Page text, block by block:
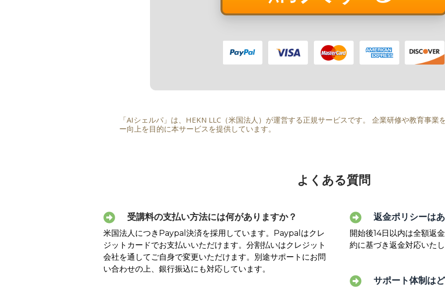
「AIシェルパ」は、HEKN LLC（米国法人）が運営する正規サービスです。 企業研修や教育事業
ー向上を目的に本サービスを提供しています。
よくある質問
受講料の支払い方法には何がありますか？
米国法人につきPaypal決済を採用しています。Paypalはクレ
ジットカードでお支払いいただけます。分割払いはクレジット
会社を通してご自身で変更いただけます。別途サポートにお問
い合わせの上、銀行振込にも対応しています。
返金ポリシーは
開始後14日以内は全額返
約に基づき返金対応いた
サポート体制は